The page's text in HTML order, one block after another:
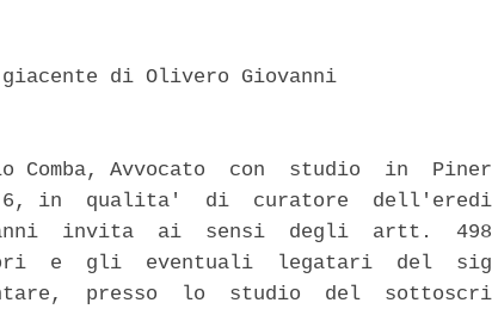
di Olivero Giovanni
Comba, Avvocato  con  studio  in
6, in  qualita'  di  curatore
invita  ai  sensi  degli  artt.
e  gli  eventuali  legatari  del
presso  lo  studio  del